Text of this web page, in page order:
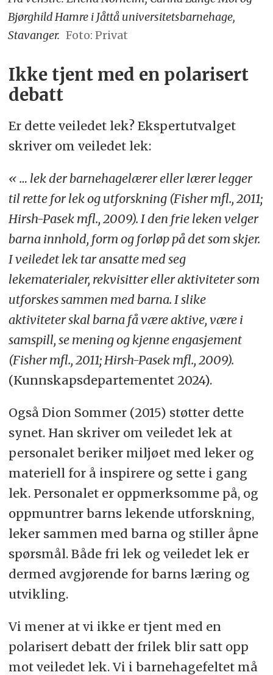
Bjørghild Hamre i Jåttå universitetsbarnehage,
Stavanger. Foto: Privat
Ikke tjent med en polarisert
debatt
Er dette veiledet lek? Ekspertutvalget
skriver om veiledet lek:
« … lek der barnehagelærer eller lærer legger
til rette for lek og utforskning (Fisher mfl., 2011;
Hirsh-Pasek mfl., 2009). I den frie leken velger
barna innhold, form og forløp på det som skjer.
I veiledet lek tar ansatte med seg
lekematerialer, rekvisitter eller aktiviteter som
utforskes sammen med barna. I slike
aktiviteter skal barna få være aktive, være i
samspill, se mening og kjenne engasjement
(Fisher mfl., 2011; Hirsh-Pasek mfl., 2009).
(Kunnskapsdepartementet 2024).
Også Dion Sommer (2015) støtter dette
synet. Han skriver om veiledet lek at
personalet beriker miljøet med leker og
materiell for å inspirere og sette i gang
lek. Personalet er oppmerksomme på, og
oppmuntrer barns lekende utforskning,
leker sammen med barna og stiller åpne
spørsmål. Både fri lek og veiledet lek er
dermed avgjørende for barns læring og
utvikling.
Vi mener at vi ikke er tjent med en
polarisert debatt der frilek blir satt opp
mot veiledet lek. Vi i barnehagefeltet må